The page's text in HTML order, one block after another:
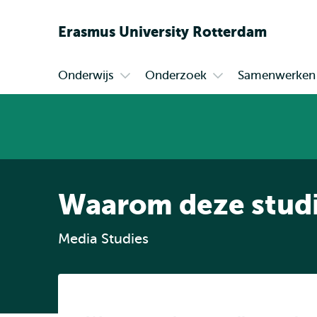
Erasmus University Rotterdam
Primair
Onderwijs Onderzoek Samenwerken
Waarom deze
Media Studies